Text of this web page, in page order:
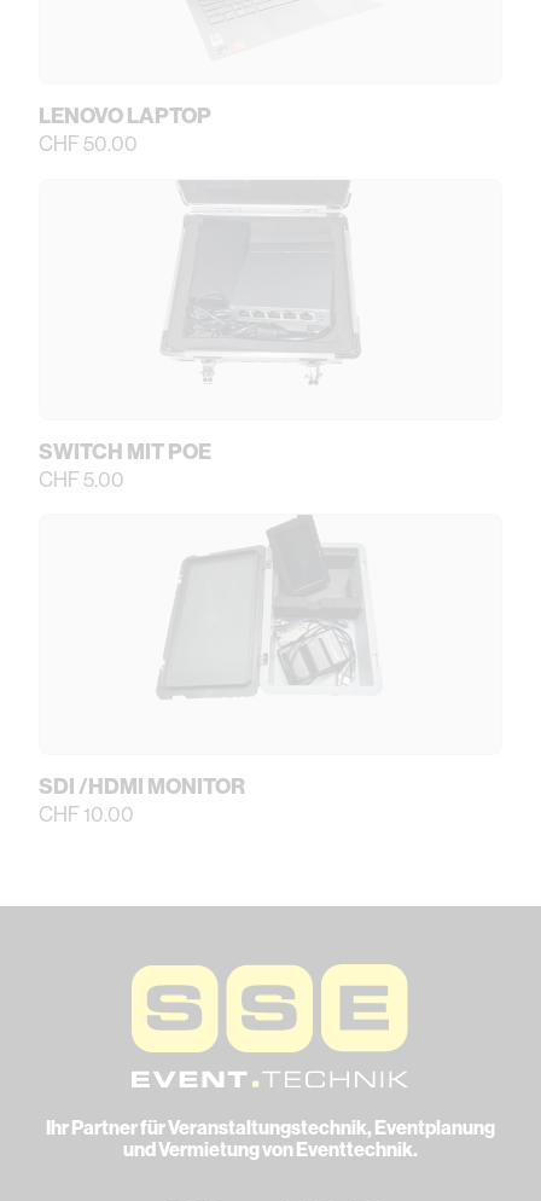
LENOVO LAPTOP
CHF 50.00
SWITCH MIT POE
CHF 5.00
SDI /HDMI MONITOR
CHF 10.00
Ihr Partner für Veranstaltungstechnik, Eventplanung
und Vermietung von Eventtechnik.